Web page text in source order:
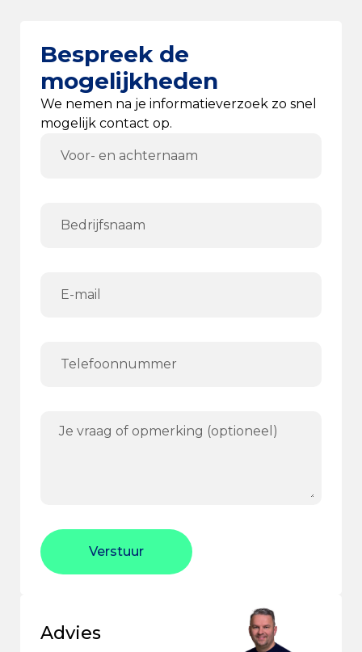
Bespreek de
mogelijkheden
We nemen na je informatieverzoek zo snel
mogelijk contact op.
Verstuur
Advies